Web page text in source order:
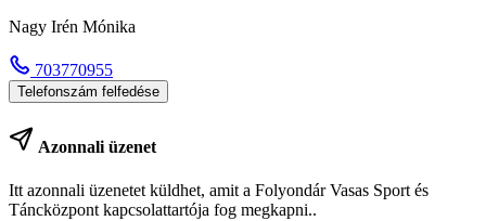
Nagy Irén Mónika
703770955
Telefonszám felfedése
Azonnali üzenet
Itt azonnali üzenetet küldhet, amit a Folyondár Vasas Sport és
Táncközpont kapcsolattartója fog megkapni..